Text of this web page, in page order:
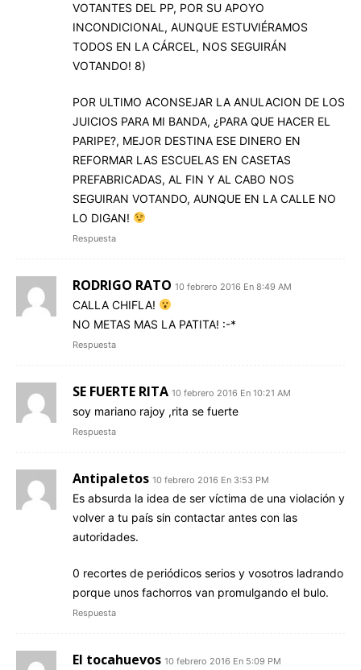
VOTANTES DEL PP, POR SU APOYO
INCONDICIONAL, AUNQUE ESTUVIÉRAMOS
TODOS EN LA CÁRCEL, NOS SEGUIRÁN
VOTANDO! 8)
POR ULTIMO ACONSEJAR LA ANULACION DE LOS
JUICIOS PARA MI BANDA, ¿PARA QUE HACER EL
PARIPE?, MEJOR DESTINA ESE DINERO EN
REFORMAR LAS ESCUELAS EN CASETAS
PREFABRICADAS, AL FIN Y AL CABO NOS
SEGUIRAN VOTANDO, AUNQUE EN LA CALLE NO
LO DIGAN!
Respuesta
RODRIGO RATO 10 febrero 2016 En 8:49 AM
CALLA CHIFLA!
NO METAS MAS LA PATITA! :-*
Respuesta
SE FUERTE RITA 10 febrero 2016 En 10:21 AM
soy mariano rajoy ,rita se fuerte
Respuesta
Antipaletos 10 febrero 2016 En 3:53 PM
Es absurda la idea de ser víctima de una violación y
volver a tu país sin contactar antes con las
autoridades.
0 recortes de periódicos serios y vosotros ladrando
porque unos fachorros van promulgando el bulo.
Respuesta
El tocahuevos 10 febrero 2016 En 5:09 PM